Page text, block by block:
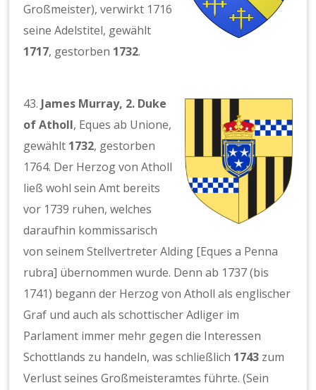
Großmeister), verwirkt 1716
seine Adelstitel, gewählt
1717, gestorben 1732.
43. James Murray, 2. Duke
of Atholl, Eques ab Unione,
gewählt 1732, gestorben
1764. Der Herzog von Atholl
ließ wohl sein Amt bereits
vor 1739 ruhen, welches
daraufhin kommissarisch
von seinem Stellvertreter Alding [Eques a Penna
rubra] übernommen wurde. Denn ab 1737 (bis
1741) begann der Herzog von Atholl als englischer
Graf und auch als schottischer Adliger im
Parlament immer mehr gegen die Interessen
Schottlands zu handeln, was schließlich 1743 zum
Verlust seines Großmeisteramtes führte. (Sein